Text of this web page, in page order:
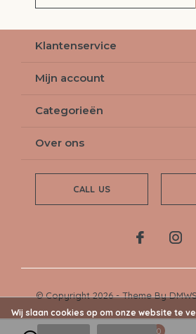
Klantenservice
Mijn account
Categorieën
Over ons
CALL US
© Copyright2026- Theme By
0
Wij slaan cookies op om onze website te